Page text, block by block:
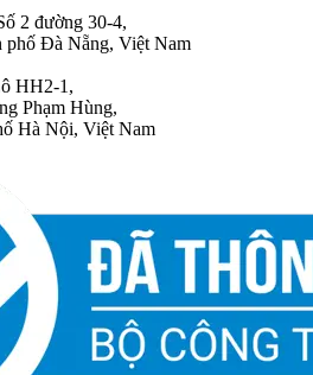
2 đường 30-4,
phố Đà Nẵng, Việt Nam
HH2-1,
Phạm Hùng,
Hà Nội, Việt Nam